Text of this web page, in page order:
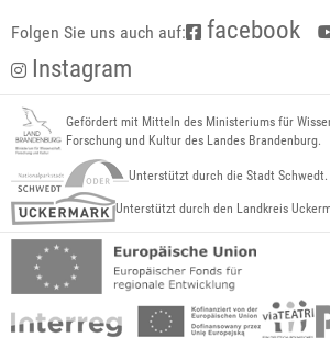
Folgen Sie uns auch auf: facebook
Instagram
Gefördert mit Mitteln des Ministeriums für
Forschung und Kultur des Landes Brandenburg.
Unterstützt durch die Stadt Schwedt.
Unterstützt durch den Landkreis